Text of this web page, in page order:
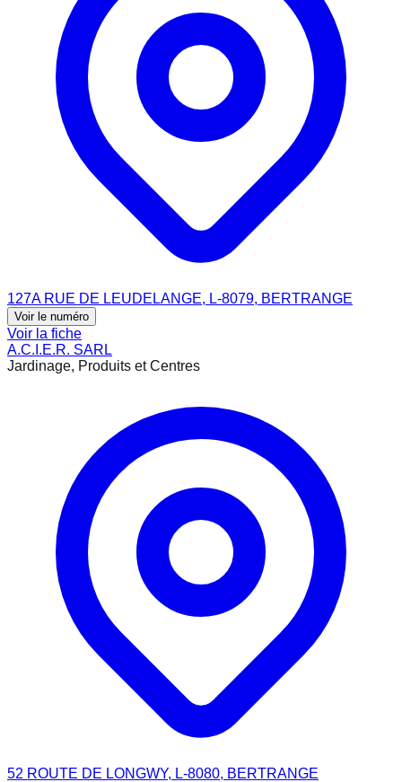
127A RUE DE LEUDELANGE, L-8079, BERTRANGE
Voir le numéro
Voir la fiche
A.C.I.E.R. SARL
Jardinage, Produits et Centres
52 ROUTE DE LONGWY, L-8080, BERTRANGE